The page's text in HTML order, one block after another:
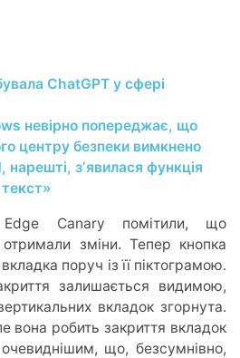
ChatGPT у сфері
невірно попереджає, що
центру безпеки вимкнено
зʼявилася функція
Edge Canary помітили, що
отримали зміни. Тепер кнопка
поруч із її піктограмою.
залишається видимою,
вкладок згорнута.
вона робить закриття вкладок
що, безсумнівно,